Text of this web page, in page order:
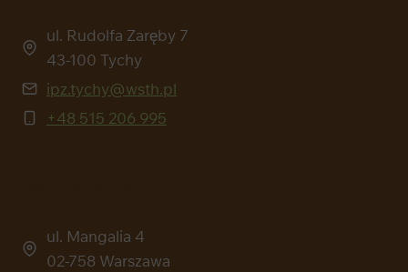
ul. Rudolfa Zaręby 7
43-100 Tychy
ipz.tychy@wsth.pl
+48 515 206 995
ul. Mangalia 4
02-758 Warszawa